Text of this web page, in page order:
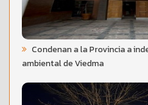
Condenan a la Provincia a
ambiental de Viedma